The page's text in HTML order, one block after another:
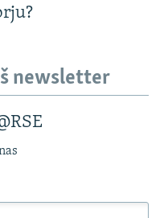
newsletter